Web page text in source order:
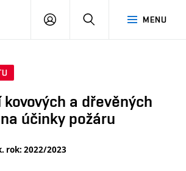
MENU
PŘIHLÁSIT
a dřevěných
účinky požáru
rok: 2022/2023